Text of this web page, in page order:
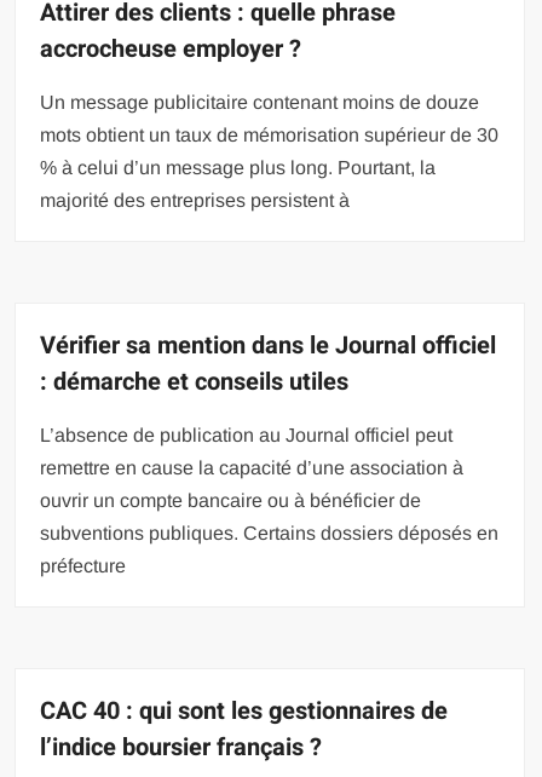
Attirer des clients : quelle phrase
accrocheuse employer ?
Un message publicitaire contenant moins de douze
mots obtient un taux de mémorisation supérieur de 30
% à celui d’un message plus long. Pourtant, la
majorité des entreprises persistent à
Vérifier sa mention dans le Journal officiel
: démarche et conseils utiles
L’absence de publication au Journal officiel peut
remettre en cause la capacité d’une association à
ouvrir un compte bancaire ou à bénéficier de
subventions publiques. Certains dossiers déposés en
préfecture
CAC 40 : qui sont les gestionnaires de
l’indice boursier français ?